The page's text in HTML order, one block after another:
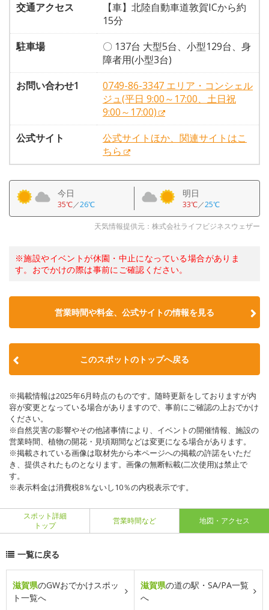
交通アクセス
【車】北陸自動車道敦賀ICから約
15分
駐車場
〇 137台 大型5台、小型129台、身
障者用(小型3台)
お問い合わせ1
0749-86-3347 エリア・コンシェル
ジュ(平日 9:00～17:00、土日祝
9:00～17:00)
公式サイト
公式サイトほか、関連サイトはこ
ちら
今日
35℃／26℃
明日
33℃／25℃
天気情報提供元：株式会社ライフビジネスウェザー
※施設やイベントが休園・中止になっている場合がありま
す。おでかけの際は事前にご確認ください。
営業時間や料金、公式サイトの情報を見る
このスポットのトップへ戻る
※掲載情報は2025年6月時点のものです。随時更新をしておりますが内
容が変更となっている場合がありますので、事前にご確認の上おでかけ
ください。
※自然災害の影響やその他諸事情により、イベントの開催情報、施設の
営業時間、植物の開花・見頃期間などは変更になる場合があります。
※掲載されている画像は取材先から本ページへの掲載の許諾をいただ
き、提供されたものとなります。画像の無断転載(二次使用)は禁止で
す。
※表示料金は消費税8％ないし10％の内税表示です。
スポット詳細
トップ
営業時間など 地図・アクセス
一覧に戻る
滋賀県のGWおでかけスポッ
ト一覧へ
滋賀県の道の駅・SA/PA一覧
へ